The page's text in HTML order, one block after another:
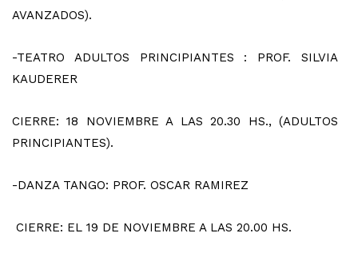
AVANZADOS).
-TEATRO ADULTOS PRINCIPIANTES : PROF. SILVIA
KAUDERER
CIERRE: 18 NOVIEMBRE A LAS 20.30 HS., (ADULTOS
PRINCIPIANTES).
-DANZA TANGO: PROF. OSCAR RAMIREZ
CIERRE: EL 19 DE NOVIEMBRE A LAS 20.00 HS.